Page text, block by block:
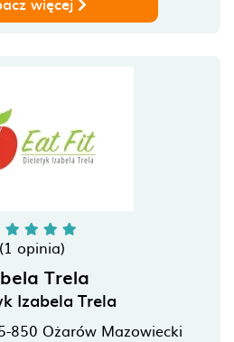
(1 opinia)
Trela
Izabela Trela
850 Ożarów Mazowiecki